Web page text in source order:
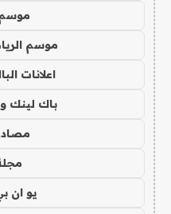
موسم الرياض
اعلانات
باك
يو ان